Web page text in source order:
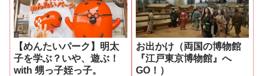
【めんたいパーク】明太
子を学ぶ？いや、遊ぶ！
with 甥っ子姪っ子。
お出かけ（両国の博物館
『江戸東京博物館』へ
GO！）